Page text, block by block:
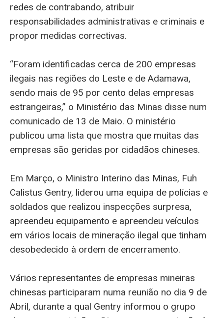
redes de contrabando, atribuir
responsabilidades administrativas e criminais e
propor medidas correctivas.
“Foram identificadas cerca de 200 empresas
ilegais nas regiões do Leste e de Adamawa,
sendo mais de 95 por cento delas empresas
estrangeiras,” o Ministério das Minas disse num
comunicado de 13 de Maio. O ministério
publicou uma lista que mostra que muitas das
empresas são geridas por cidadãos chineses.
Em Março, o Ministro Interino das Minas, Fuh
Calistus Gentry, liderou uma equipa de polícias e
soldados que realizou inspecções surpresa,
apreendeu equipamento e apreendeu veículos
em vários locais de mineração ilegal que tinham
desobedecido à ordem de encerramento.
Vários representantes de empresas mineiras
chinesas participaram numa reunião no dia 9 de
Abril, durante a qual Gentry informou o grupo